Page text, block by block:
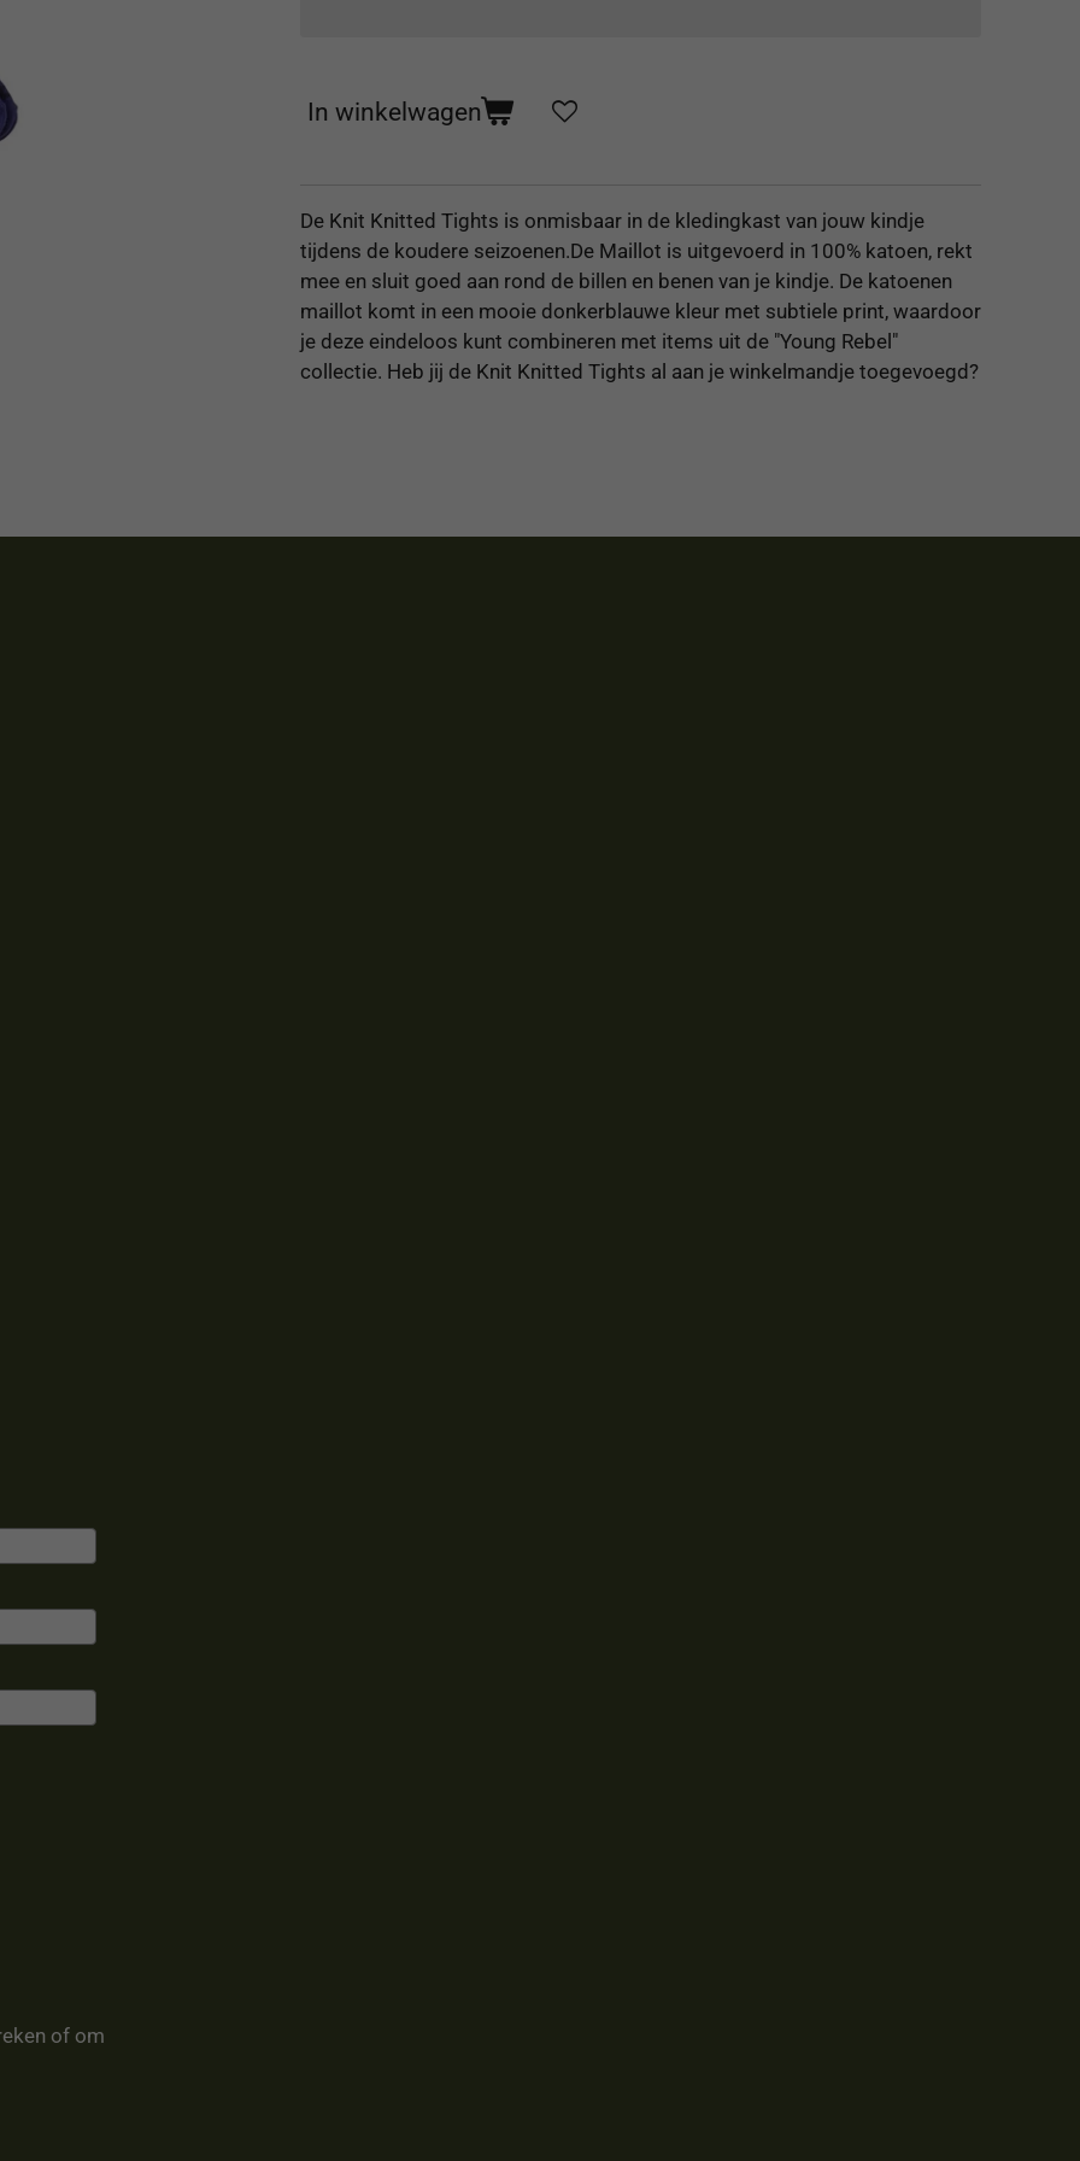
In winkelwagen
De Knit Knitted Tights is onmisbaar in de kledingkast van jouw kindje
tijdens de koudere seizoenen.De Maillot is uitgevoerd in 100% katoen, rekt
mee en sluit goed aan rond de billen en benen van je kindje. De katoenen
maillot komt in een mooie donkerblauwe kleur met subtiele print, waardoor
je deze eindeloos kunt combineren met items uit de "Young Rebel"
collectie. Heb jij de Knit Knitted Tights al aan je winkelmandje toegevoegd?
of om